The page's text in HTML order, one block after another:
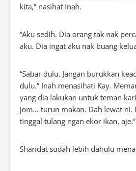
kita,” nasihat Inah.
“Aku sedih. Dia orang tak nak
aku. Dia ingat aku nak buang
“Sabar dulu. Jangan burukkan
dulu.” Inah menasihati Kay.
yang dia lakukan untuk teman
jom… turun makan. Dah lewat ni.
tinggal tulang ngan ekor ikan, aje.”
Sharidat sudah lebih dahulu